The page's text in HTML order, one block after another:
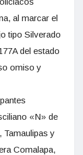
al marcar el
tipo Silverado
del estado
omiso y
«N» de
Tamaulipas y
Comalapa,